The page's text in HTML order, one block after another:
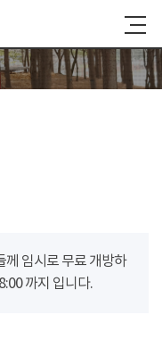
께 임시로 무료 개방하
까지 입니다.